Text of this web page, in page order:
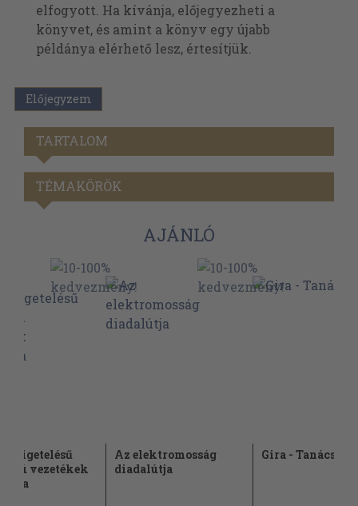
elfogyott. Ha kívánja, előjegyezheti a
könyvet, és amint a könyv egy újabb
példánya elérhető lesz, értesítjük.
Előjegyzem
TARTALOM
TÉMAKÖRÖK
AJÁNLÓ
vezetékek
Az elektromosság
diadalútja
Gira - Tanácsadó